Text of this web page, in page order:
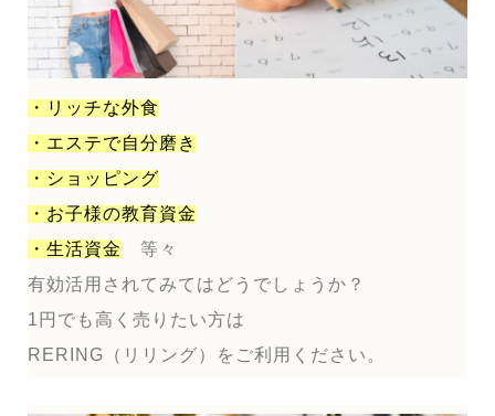
・リッチな外食
・エステで自分磨き
・ショッピング
・お子様の教育資金
・生活資金
等々
有効活用されてみてはどうでしょうか？
1円でも高く売りたい方は
RERING（リリング）をご利用ください。